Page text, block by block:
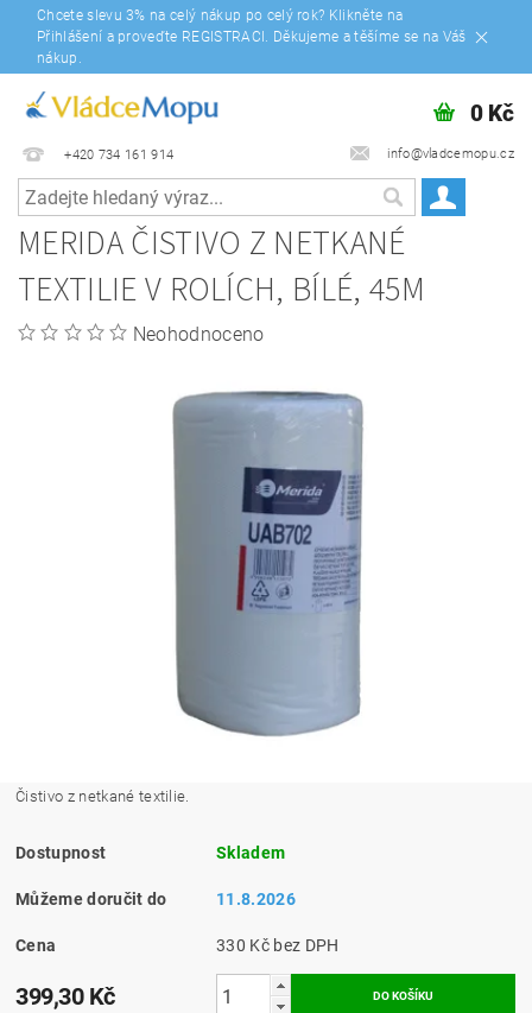
Chcete slevu 3% na celý nákup po celý rok? Klikněte na
Přihlášení a proveďte REGISTRACI. Děkujeme a těšíme se na Váš
nákup.
+420 734 161 914 info@vladcemopu.cz
0 Kč
MERIDA ČISTIVO Z NETKANÉ
TEXTILIE V ROLÍCH, BÍLÉ, 45M
Neohodnoceno
Čistivo z netkané textilie.
Dostupnost Skladem
Můžeme doručit do 11.8.2026
Cena 330 Kč bez DPH
399,30 Kč